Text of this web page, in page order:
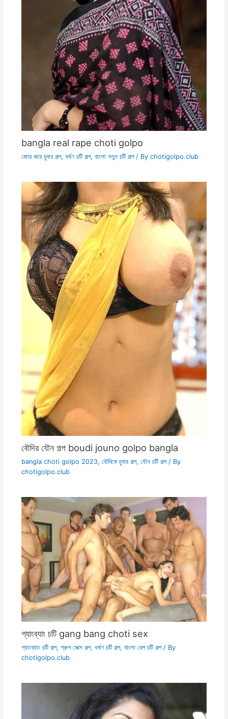
bangla real rape choti golpo
জোর করে চুদার গল্প, ধর্ষণ চটি গল্প, বাংলা নতুন চটি গল্প/ By chotigolpo.club
বৌদির যৌন গল্প boudi jouno golpo bangla
bangla choti golpo 2023, বৌদিকে চুদার গল্প, যৌন চটি গল্প/ By
chotigolpo.club
গ্যাংব্যাং চটি gang bang choti sex
গ্যাংব্যাং চটি গল্প, গ্রুপ সেক্স গল্প, ধর্ষণ চটি গল্প, বাংলা রেপ চটি গল্প/ By
chotigolpo.club